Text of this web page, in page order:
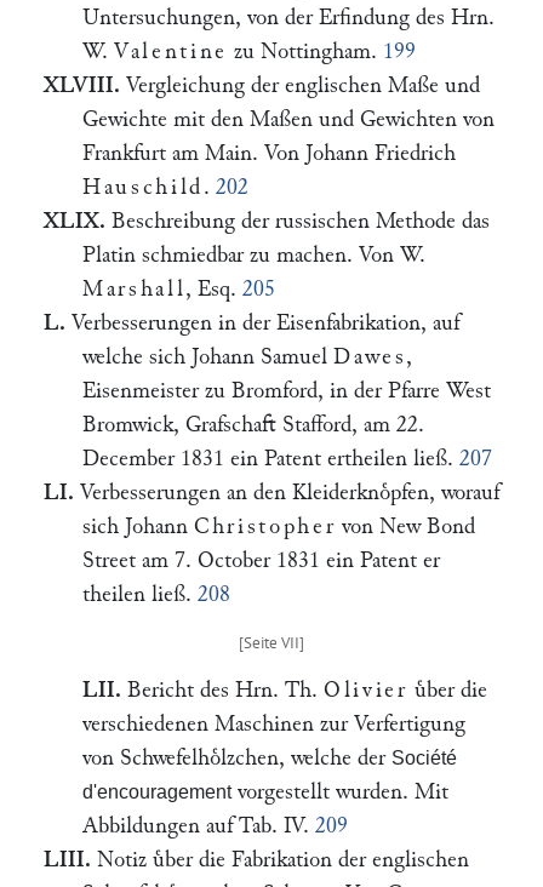
Untersuchungen, von der Erfindung des Hrn.
W. Valentine zu Nottingham. 199
XLVIII. Vergleichung der englischen Maße und
Gewichte mit den Maßen und Gewichten von
Frankfurt am Main. Von Johann Friedrich
Hauschild . 202
XLIX. Beschreibung der russischen Methode das
Platin schmiedbar zu machen. Von W.
Marshall, Esq.205
L. Verbesserungen in der Eisenfabrikation, auf
welche sich Johann Samuel Dawes ,
Eisenmeister zu Bromford, in der Pfarre West
Bromwick, Grafschaft Stafford, am 22.
December 1831 ein Patent ertheilen ließ. 207
LI. Verbesserungen an den Kleiderknoͤpfen, worauf
sich Johann Christopher von New Bond
Street am 7. October 1831 ein Patent er
theilen ließ. 208
LII. Bericht des Hrn. Th. Olivier uͤber die
verschiedenen Maschinen zur Verfertigung
von Schwefelhoͤlzchen, welche der Société
d'encouragementvorgestellt wurden. Mit
Abbildungen auf Tab. IV. 209
LIII. Notiz uͤber die Fabrikation der englischen